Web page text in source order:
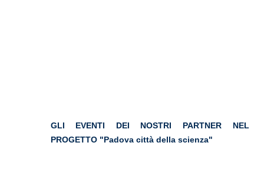
GLI EVENTI DEI NOSTRI PARTNER NEL
PROGETTO "Padova città della scienza"